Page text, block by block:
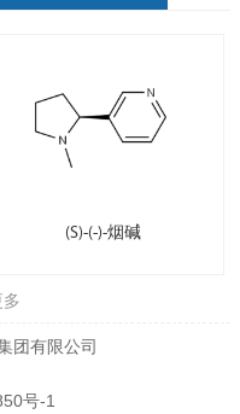
(S)-(-)-烟碱
团有限公司
号-1